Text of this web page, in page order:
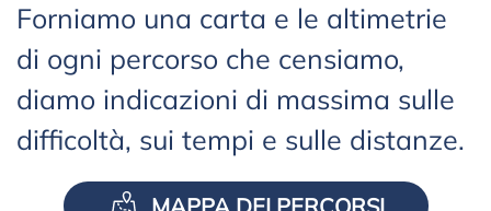
Forniamo una carta e le altimetrie
di ogni percorso che censiamo,
diamo indicazioni di massima sulle
difficoltà, sui tempi e sulle distanze.